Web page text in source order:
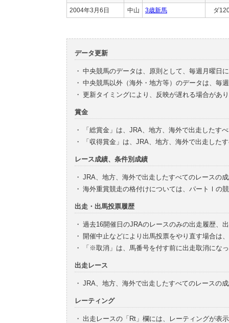
2004年3月6日 中山 3歳新馬 ダ
データ更新
・ 中央競馬のデータは、原則として、毎週月曜日
・ 中央競馬以外（海外・地方等）のデータは、毎
・ 更新タイミングにより、反映が遅れる場合があ
賞金
・
「総賞金」は、JRA、地方、海外で出走したす
・
「収得賞金」は、JRA、地方、海外で出走した
レース成績、条件別成績
・ JRA、地方、海外で出走したすべてのレースの
・ 海外重賞競走の格付けについては、パートⅠの
出走・出馬投票履歴
・ 過去16開催日のJRAのレースのみの出走履歴、
・ 開催中止などにより出馬投票をやり直す場合は
・
「※取消」は、馬番号を付す前に出走取消にな
出走レース
・ JRA、地方、海外で出走したすべてのレースの
レーティング
・ 出走レースの「Rt」欄には、レーティングが表